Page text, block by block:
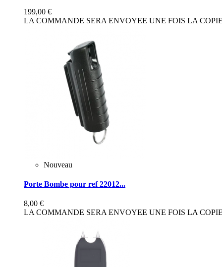
199,00 €
LA COMMANDE SERA ENVOYEE UNE FOIS LA
Nouveau
Porte Bombe pour ref 22012...
8,00 €
LA COMMANDE SERA ENVOYEE UNE FOIS LA